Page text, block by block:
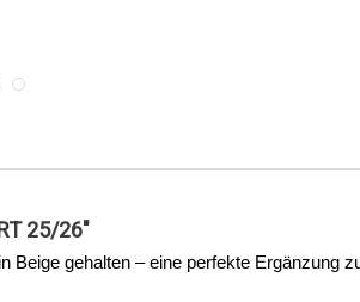
25/26"
Beige gehalten – eine perfekte Ergänzung